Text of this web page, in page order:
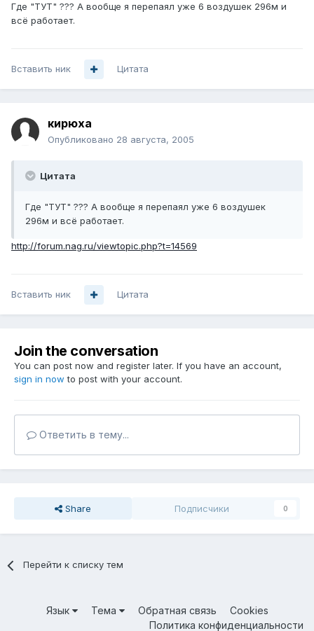
Где "ТУТ" ??? А вообще я перепаял уже 6 воздушек 296м и
всё работает.
Вставить ник Цитата
кирюха
Опубликовано 28 августа, 2005
Цитата
Где "ТУТ" ??? А вообще я перепаял уже 6 воздушек
296м и всё работает.
http://forum.nag.ru/viewtopic.php?t=14569
Вставить ник Цитата
Join the conversation
You can post now and register later. If you have an account,
sign in now to post with your account.
Ответить в тему...
Share Подписчики 0
Перейти к списку тем
Язык Тема Обратная связь
Cookies
Политика конфиденциальности